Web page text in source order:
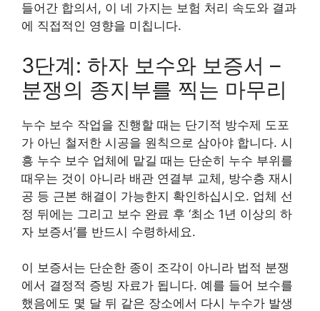
들어간 합의서, 이 네 가지는 보험 처리 속도와 결과
에 직접적인 영향을 미칩니다.
3단계: 하자 보수와 보증서 –
분쟁의 종지부를 찍는 마무리
누수 보수 작업을 진행할 때는 단기적 방수제 도포
가 아닌 철저한 시공을 원칙으로 삼아야 합니다. 시
흥 누수 보수 업체에 맡길 때는 단순히 누수 부위를
때우는 것이 아니라 배관 연결부 교체, 방수층 재시
공 등 근본 해결이 가능한지 확인하십시오. 업체 선
정 뒤에는 그리고 보수 완료 후 ‘최소 1년 이상의 하
자 보증서’를 반드시 수령하세요.
이 보증서는 단순한 종이 조각이 아니라 법적 분쟁
에서 결정적 증빙 자료가 됩니다. 예를 들어 보수를
했음에도 몇 달 뒤 같은 장소에서 다시 누수가 발생